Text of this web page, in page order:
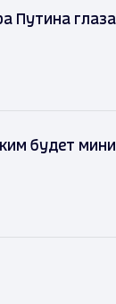
Путина
будет